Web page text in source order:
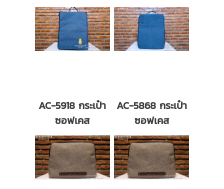
AC-5918 กระเป๋า
ซอฟเคส
AC-5868 กระเป๋า
ซอฟเคส